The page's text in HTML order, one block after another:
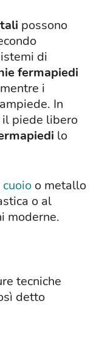
possono
di
fermapiedi
i
In
piede libero
lo
cuoio o metallo
o al
moderne.
tecniche
detto